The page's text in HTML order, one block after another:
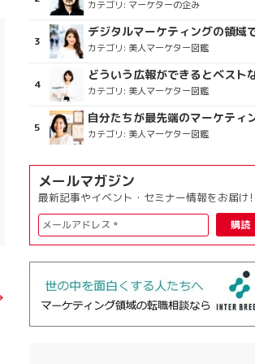
カテゴリ: マーケターの企み
カテゴリ: 美人マーケター図鑑
カテゴリ: 美人マーケター図鑑
カテゴリ: 美人マーケター図鑑
メールマガジン
最新記事やイベント・セミナー情報をお届け!